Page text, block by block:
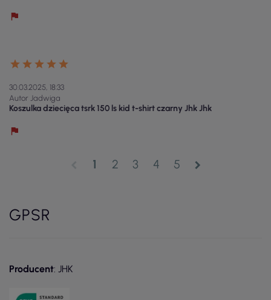
30.03.2025, 18:33
Autor Jadwiga
Koszulka dziecięca tsrk 150 ls kid t-shirt czarny Jhk Jhk
1 2 3 4 5 chevron_right
GPSR
Producent: JHK